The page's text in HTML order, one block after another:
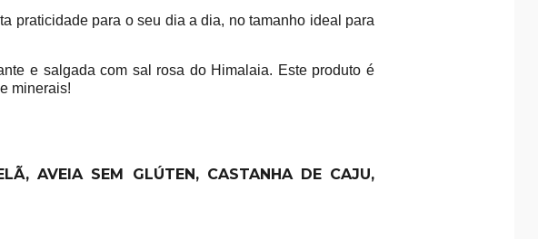
praticidade para o seu dia a dia, no tamanho ideal para
e salgada com sal rosa do Himalaia. Este produto é
minerais!
AVEIA SEM GLÚTEN, CASTANHA DE CAJU,